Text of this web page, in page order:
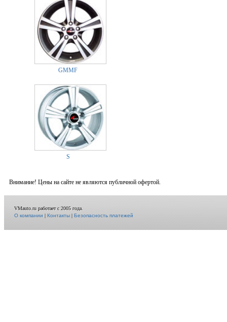
GMMF
S
Внимание! Цены на сайте не являются публичной офертой.
VMauto.ru работает с 2005 года.
О компании|Контакты|Безопасность платежей